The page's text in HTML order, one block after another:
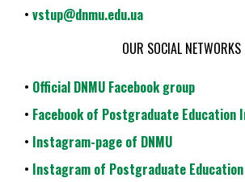
• vstup@dnmu.edu.ua
OUR SOCIAL NETWORKS
• Official DNMU Facebook group
• Facebook of Postgraduate
• Instagram-page of DNMU
• Instagram of Postgraduate